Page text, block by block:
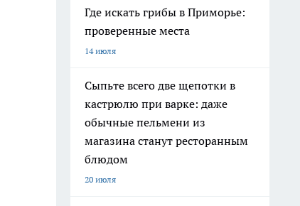
Где искать грибы в Приморье:
проверенные места
14 июля
Сыпьте всего две щепотки в
кастрюлю при варке: даже
обычные пельмени из
магазина станут ресторанным
блюдом
20 июля